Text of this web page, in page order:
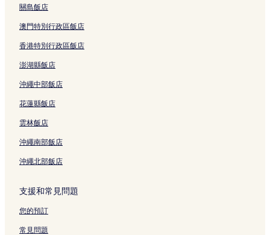
內灣附近的飯店
官邸兒童館附近的飯店
白蟻厝附近的飯店
荷苞山桐花公園附近的飯店
西螺飯店
斗六夜市附近的飯店
北港春生活博物館附近的飯店
關島飯店
澳門特別行政區飯店
香港特別行政區飯店
澎湖縣飯店
沖繩中部飯店
花蓮縣飯店
雲林飯店
沖繩南部飯店
沖繩北部飯店
支援和常見問題
您的預訂
常見問題